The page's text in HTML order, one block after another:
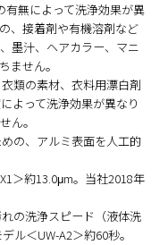
無によって洗浄効果が異
、接着剤や有機溶剤など
墨汁、ヘアカラー、マニ
ません。
類の素材、衣料用漂白剤
よって洗浄効果が異なり
ん。
の、アルミ表面を人工的
＞約13.0μm。当社2018年
の洗浄スピード（液体洗
ル＜UW-A2＞約60秒。